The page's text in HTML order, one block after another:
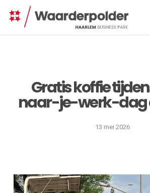
Gratis koffie
naar-je-werk-dag
13 mei 2026